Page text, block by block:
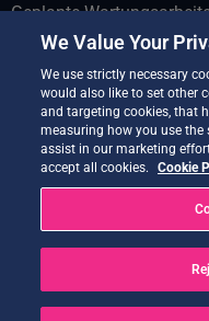
Geplante
Polytope über die LUMI-
Geplante
Technisch
Vorstellung des Co-
21.07.2026 Technisch
Quantum Service – neue
20.07.2026 Technisch
Earth Data Hub am 21.
GELÖST –
We Value Your
We use strictly necessary
would also like to set other
and targeting cookies, that
measuring how you use the
assist in our marketing
accept all cookies.
Cookie